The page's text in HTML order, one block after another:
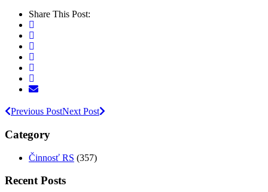
Share This Post:
Previous PostNext Post
Category
Činnosť RS (357)
Recent Posts